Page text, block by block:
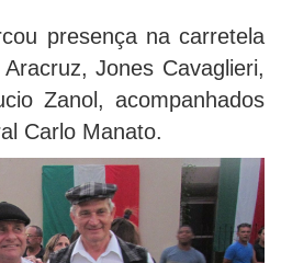
presença na carretela
Jones Cavaglieri,
Zanol, acompanhados
Carlo Manato.